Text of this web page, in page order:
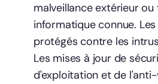
malveillance extérieur
informatique connue.
protégés contre les
Les mises à jour de
d'exploitation et de